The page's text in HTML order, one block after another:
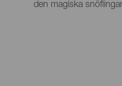
den magiska